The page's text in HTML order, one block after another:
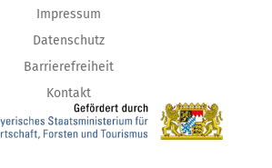
Impressum
Datenschutz
Barrierefreiheit
Kontakt